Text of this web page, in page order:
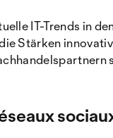
IT-Trends in
Stärken